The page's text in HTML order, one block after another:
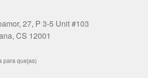
27, P 3-5 Unit #103
CS 12001
para quejas)